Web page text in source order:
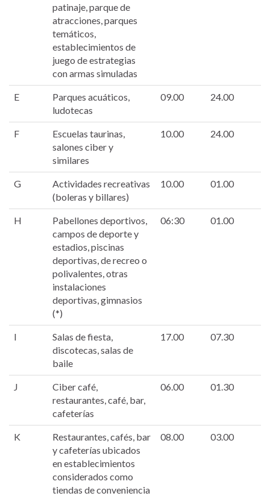
patinaje, parque de
atracciones, parques
temáticos,
establecimientos de
juego de estrategias
con armas simuladas
E
Parques acuáticos,
ludotecas
09.00 24.00
F
Escuelas taurinas,
salones ciber y
similares
10.00 24.00
G
Actividades recreativas
(boleras y billares)
10.00 01.00
H
Pabellones deportivos,
campos de deporte y
estadios, piscinas
deportivas, de recreo o
polivalentes, otras
instalaciones
deportivas, gimnasios
(*)
06:30 01.00
I
Salas de fiesta,
discotecas, salas de
baile
17.00 07.30
J
Ciber café,
restaurantes, café, bar,
cafeterías
06.00 01.30
K
Restaurantes, cafés, bar
y cafeterías ubicados
en establecimientos
considerados como
tiendas de conveniencia
08.00 03.00